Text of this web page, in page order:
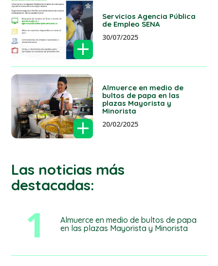
+
Servicios Agencia Pública
de Empleo SENA
30/07/2025
+
Almuerce en medio de
bultos de papa en las
plazas Mayorista y
Minorista
20/02/2025
Las noticias más
destacadas:
1
Almuerce en medio de bultos de papa
en las plazas Mayorista y Minorista